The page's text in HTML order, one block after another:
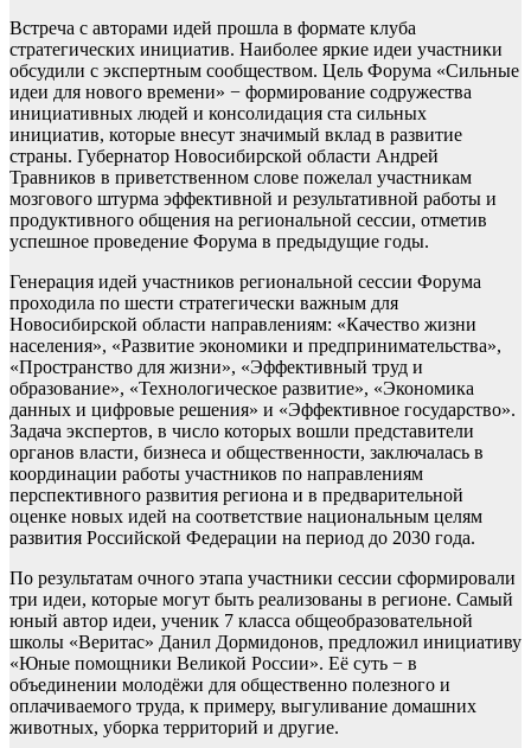
Встреча с авторами идей прошла в формате клуба
стратегических инициатив. Наиболее яркие идеи участники
обсудили с экспертным сообществом. Цель Форума «Сильные
идеи для нового времени» − формирование содружества
инициативных людей и консолидация ста сильных
инициатив, которые внесут значимый вклад в развитие
страны. Губернатор Новосибирской области Андрей
Травников в приветственном слове пожелал участникам
мозгового штурма эффективной и результативной работы и
продуктивного общения на региональной сессии, отметив
успешное проведение Форума в предыдущие годы.
Генерация идей участников региональной сессии Форума
проходила по шести стратегически важным для
Новосибирской области направлениям: «Качество жизни
населения», «Развитие экономики и предпринимательства»,
«Пространство для жизни», «Эффективный труд и
образование», «Технологическое развитие», «Экономика
данных и цифровые решения» и «Эффективное государство».
Задача экспертов, в число которых вошли представители
органов власти, бизнеса и общественности, заключалась в
координации работы участников по направлениям
перспективного развития региона и в предварительной
оценке новых идей на соответствие национальным целям
развития Российской Федерации на период до 2030 года.
По результатам очного этапа участники сессии сформировали
три идеи, которые могут быть реализованы в регионе. Самый
юный автор идеи, ученик 7 класса общеобразовательной
школы «Веритас» Данил Дормидонов, предложил инициативу
«Юные помощники Великой России». Её суть − в
объединении молодёжи для общественно полезного и
оплачиваемого труда, к примеру, выгуливание домашних
животных, уборка территорий и другие.